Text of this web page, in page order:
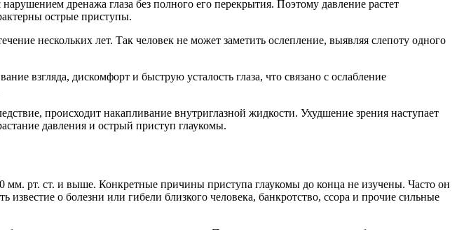
дренажа глаза без полного его перекрытия. Поэтому давление растет
острые приступы.
нескольких лет. Так человек не может заметить ослепление, выявляя слепоту одного
взгляда, дискомфорт и быструю усталость глаза, что связано с ослабление
происходит накапливание внутриглазной жидкости. Ухудшение зрения наступает
давления и острый приступ глаукомы.
рт. ст. и выше. Конкретные причины приступа глаукомы до конца не изучены. Часто он
о болезни или гибели близкого человека, банкротство, ссора и прочие сильные